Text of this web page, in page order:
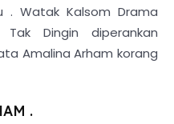
Watak Kalsom Drama
Dingin diperankan
Amalina Arham korang
.